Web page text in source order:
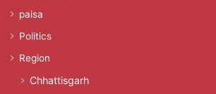
paisa
Politics
Region
Chhattisgarh